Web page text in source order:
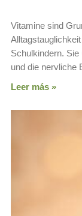
Vitamine sind
Schulkindern.
und die nervliche
Leer más »